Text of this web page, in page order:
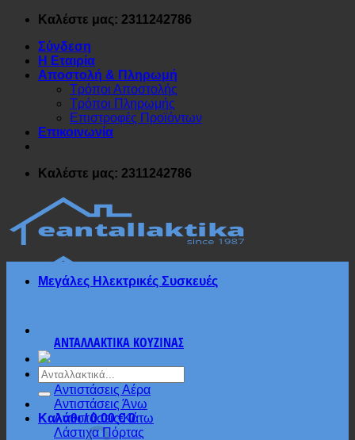
Μετάβαση
περιεχόμενο
Καλέστε μας: 2311242786
Σύνδεση
Η Εταιρία
Αποστολή & Πληρωμή
Τρόποι Αποστολής
Τρόποι Πληρωμής
Επιστροφές Προϊόντων
Επικοινωνία
Καλέστε μας: 2311242786
Αναζήτηση
για:
Καλάθι /0.00€ 0
Μεγάλες Ηλεκτρικές Συσκευές
ΑΝΤΑΛΛΑΚΤΙΚΑ ΚΟΥΖΙΝΑΣ
Αντιστάσεις Αέρα
Αντιστάσεις Άνω
Αντιστάσεις Κάτω
Λάστιχα Πόρτας